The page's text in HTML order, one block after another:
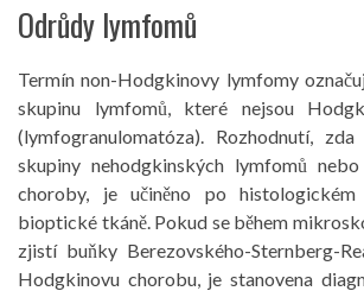
Odrůdy lymfomů
Termín non-Hodgkinovy ​​lymfomy
skupinu lymfomů, které nejsou
(lymfogranulomatóza). Rozhodnutí,
skupiny nehodgkinských lymfomů
choroby, je učiněno po
bioptické tkáně. Pokud se během
zjistí buňky Berezovského-Sternberg-
Hodgkinovu chorobu, je stanovena